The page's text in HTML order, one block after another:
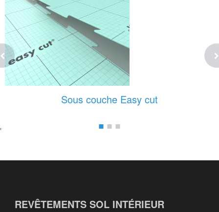
Sous couche Easy cut
'
REVÊTEMENTS SOL INTÉRIEUR